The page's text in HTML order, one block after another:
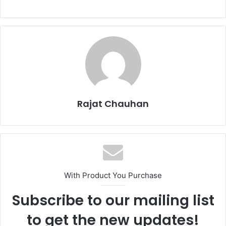
Rajat Chauhan
With Product You Purchase
Subscribe to our mailing list
to get the new updates!